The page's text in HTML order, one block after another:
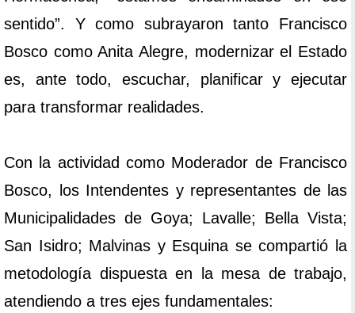
sentido”. Y como subrayaron tanto Francisco
Bosco como Anita Alegre, modernizar el Estado
es, ante todo, escuchar, planificar y ejecutar
para transformar realidades.
Con la actividad como Moderador de Francisco
Bosco, los Intendentes y representantes de las
Municipalidades de Goya; Lavalle; Bella Vista;
San Isidro; Malvinas y Esquina se compartió la
metodología dispuesta en la mesa de trabajo,
atendiendo a tres ejes fundamentales: